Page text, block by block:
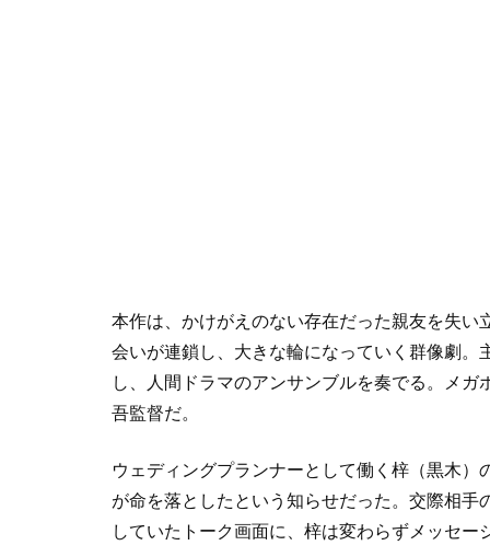
本作は、かけがえのない存在だった親友を失
会いが連鎖し、大きな輪になっていく群像劇
し、人間ドラマのアンサンブルを奏でる。メ
吾監督だ。
ウェディングプランナーとして働く梓（黒木
が命を落としたという知らせだった。交際相
していたトーク画面に、梓は変わらずメッセー